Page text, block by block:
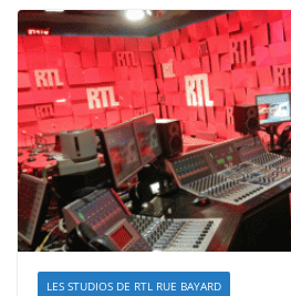
LES STUDIOS DE RTL RUE BAYARD